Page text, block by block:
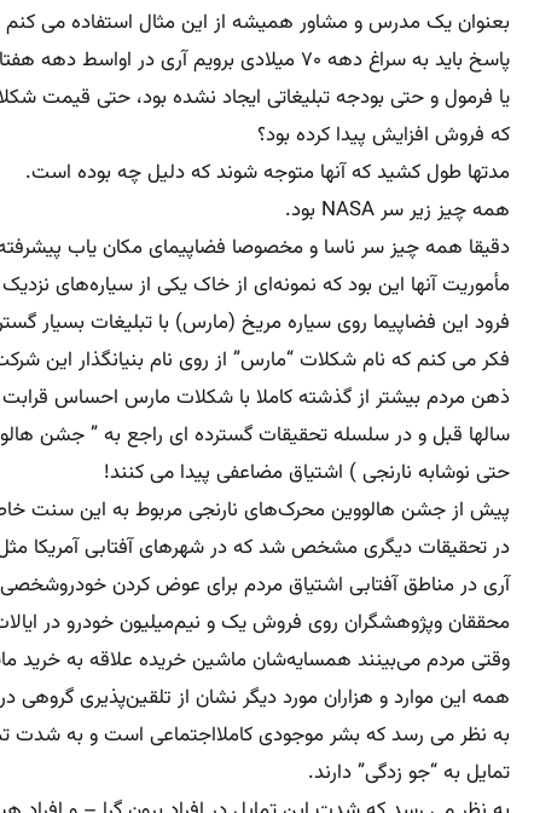
پاسخ باید به سراغ دهه ۷۰ میلادی
یا فرمول و حتی بودجه تبلیغاتی ایجاد نشده بود، حتی قیمت
که فروش افزایش پیدا کرده بود؟
مدتها طول کشید که آنها متوجه شوند که دلیل چه بوده است.
همه چیز زیر سر NASA بود.
دقیقا همه چیز سر ناسا و مخصوصا فضاپیمای مکان یاب پیشرفته
مأموریت آنها این بود که نمونه‌ای از خاک یکی از سیاره‌های
فرود این فضاپیما روی سیاره مریخ (مارس) با تبلیغات بسیار
فکر می کنم که نام شکلات “مارس” از روی نام بنیانگذار این
ذهن مردم بیشتر از گذشته کاملا با شکلات مارس احساس
سالها قبل و در سلسله تحقیقات گسترده ای راجع به ” جشن
حتی نوشابه نارنجی ) اشتیاق مضاعفی پیدا می کنند!
پیش از جشن هالووین محرک‌های نارنجی مربوط به این سنت
در تحقيقات دیگری مشخص شد که در شهرهای آفتابی آمریکا
آری در مناطق آفتابی اشتیاق مردم برای عوض کردن
محققان وپژوهشگران روی فروش یک و نیم‌میلیون خودرو در ایالات مختلف روشن نمود که از هر ۸ تا خودروکه مردم می
وقتی مردم می‌بینند همسایه‌شان ماشین خریده علاقه به خرید
همه این موارد و هزاران مورد دیگر نشان از تلقین‌پذیری
به نظر می رسد که بشر موجودی کاملااجتماعی است و به شدت
تمایل به “جو زدگی” دارند.